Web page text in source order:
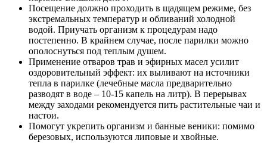
Посещение должно проходить в щадящем режиме, без
экстремальных температур и обливаний холодной
водой. Приучать организм к процедурам надо
постепенно. В крайнем случае, после парилки можно
ополоснуться под теплым душем.
Применение отваров трав и эфирных масел усилит
оздоровительный эффект: их выливают на источники
тепла в парилке (лечебные масла предварительно
разводят в воде – 10-15 капель на литр). В перерывах
между заходами рекомендуется пить растительные чаи и
настои.
Помогут укрепить организм и банные веники: помимо
березовых, используются липовые и хвойные.